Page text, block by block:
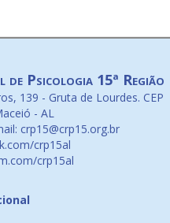
Psicologia 15ª Região
139 - Gruta de Lourdes. CEP
- AL
crp15@crp15.org.br
crp15al
crp15al